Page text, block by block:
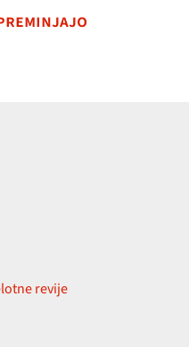
revije